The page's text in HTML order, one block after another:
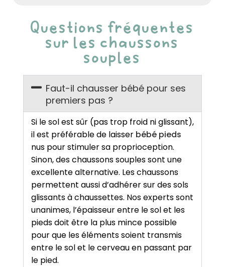
Questions fréquentes
sur les chaussons
souples
Faut-il chausser bébé pour ses
premiers pas ?
Si le sol est sûr (pas trop froid ni glissant),
il est préférable de laisser bébé pieds
nus pour stimuler sa proprioception.
Sinon, des chaussons souples sont une
excellente alternative. Les chaussons
permettent aussi d’adhérer sur des sols
glissants à chaussettes. Nos experts sont
unanimes, l’épaisseur entre le sol et les
pieds doit être la plus mince possible
pour que les éléments soient transmis
entre le sol et le cerveau en passant par
le pied.